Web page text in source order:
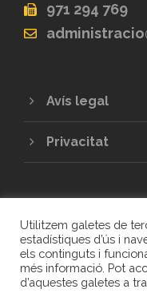
971 294 769
Avís legal
Privacitat
COPYRIGHT
DE TREBALL
Utilitzem galetes de
estadístiques d’ús i
els continguts i
més informació. Pot
d’aquestes galetes a